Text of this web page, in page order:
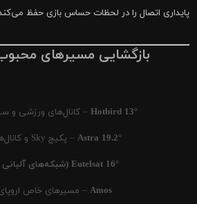
پایداری اتصال را در لحظات حساس بازی حفظ
بازگشایی مسیرهای
Hotbird 13° – کانال‌های ورزشی و
Astra 19.2° – پکیج Sky و کانال‌های آلمانی
Eutelsat 16° (شبکه‌های آلبانی 16 درجه)
Amos – مسیرهای خاص